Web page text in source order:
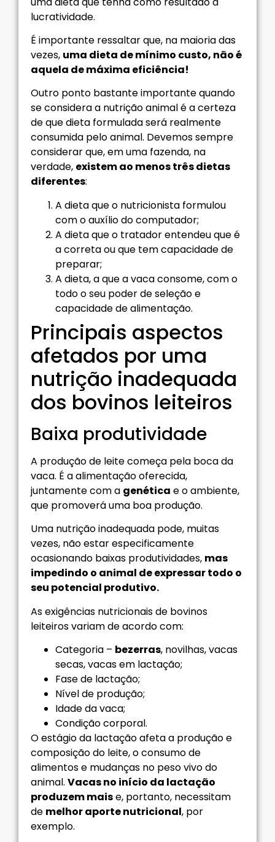
lucratividade.
É importante ressaltar que, na maioria das
vezes, uma dieta de mínimo custo, não é
aquela de máxima eficiência!
Outro ponto bastante importante quando
se considera a nutrição animal é a certeza
de que dieta formulada será realmente
consumida pelo animal. Devemos sempre
considerar que, em uma fazenda, na
verdade, existem ao menos três dietas
diferentes:
A dieta que o nutricionista formulou
com o auxílio do computador;
A dieta que o tratador entendeu que é
a correta ou que tem capacidade de
preparar;
A dieta, a que a vaca consome, com o
todo o seu poder de seleção e
capacidade de alimentação.
Principais aspectos
afetados por uma
nutrição inadequada
dos bovinos leiteiros
Baixa produtividade
A produção de leite começa pela boca da
vaca. É a alimentação oferecida,
juntamente com a genética e o ambiente,
que promoverá uma boa produção.
Uma nutrição inadequada pode, muitas
vezes, não estar especificamente
ocasionando baixas produtividades, mas
impedindo o animal de expressar todo o
seu potencial produtivo.
As exigências nutricionais de bovinos
leiteiros variam de acordo com:
Categoria – bezerras, novilhas, vacas
secas, vacas em lactação;
Fase de lactação;
Nível de produção;
Idade da vaca;
Condição corporal.
O estágio da lactação afeta a produção e
composição do leite, o consumo de
alimentos e mudanças no peso vivo do
animal. Vacas no início da lactação
produzem maise, portanto, necessitam
de melhor aporte nutricional, por
exemplo.